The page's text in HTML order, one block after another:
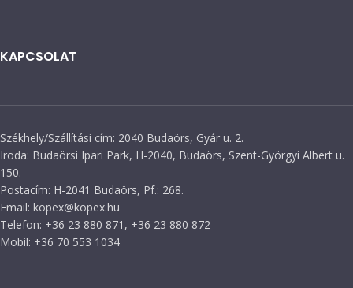
KAPCSOLAT
Székhely/Szállítási cím: 2040 Budaörs, Gyár u. 2.
Iroda: Budaörsi Ipari Park, H-2040, Budaörs, Szent-Györgyi Albert u.
150.
Postacím: H-2041 Budaörs, Pf.: 268.
Email: kopex@kopex.hu
Telefon: +36 23 880 871, +36 23 880 872
Mobil: +36 70 553 1034